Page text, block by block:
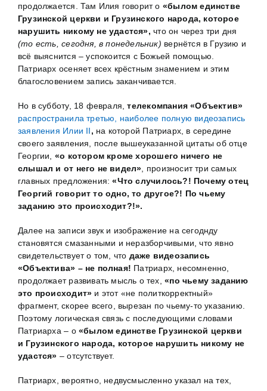
продолжается. Там Илия говорит о «былом единстве
Грузинской церкви и Грузинского народа, которое
нарушить никому не удастся», что он через три дня
(то есть, сегодня, в понедельник) вернётся в Грузию и
всё выяснится – успокоится с Божьей помощью.
Патриарх осеняет всех крёстным знамением и этим
благословением запись заканчивается.
Но в субботу, 18 февраля,телекомпания «Объектив»
распространила третью, наиболее полную видеозапись
заявления Илии II, на которой Патриарх, в середине
своего заявления, после вышеуказанной цитаты об отце
Георгии, «о котором кроме хорошего ничего не
слышал и от него не видел» , произносит три самых
главных предложения:«Что случилось?! Почему отец
Георгий говорит то одно, то другое?! По чьему
заданию это происходит?!».
Далее на записи звук и изображение на сегоднду
становятся смазанными и неразборчивыми, что явно
свидетельствует о том, что даже видеозапись
«Объектива» – не полная! Патриарх, несомненно,
продолжает развивать мысль о тех,«по чьему заданию
это происходит» и этот «не политкорректный»
фрагмент, скорее всего, вырезан по чьему-то указанию.
Поэтому логическая связь с последующими словами
Патриарха – о«былом единстве Грузинской церкви
и Грузинского народа, которое нарушить никому не
удастся» – отсутствует.
Патриарх, вероятно, недвусмысленно указал на тех,